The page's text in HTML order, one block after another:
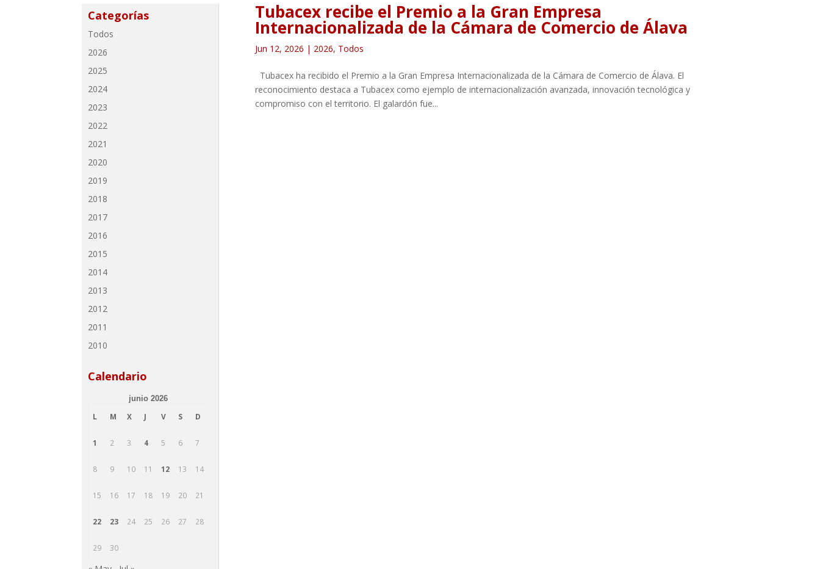
Tubacex recibe el Premio a la Gran Empresa
Internacionalizada de la Cámara de Comercio de Álava
Jun 12, 2026 | 2026, Todos
Tubacex ha recibido el Premio a la Gran Empresa Internacionalizada de la Cámara de Comercio de Álava. El
reconocimiento destaca a Tubacex como ejemplo de internacionalización avanzada, innovación tecnológica y
compromiso con el territorio. El galardón fue...
Categorías
Todos
2026
2025
2024
2023
2022
2021
2020
2019
2018
2017
2016
2015
2014
2013
2012
2011
2010
Calendario
junio 2026
L M X J V S D
1 2 3 4 5 6 7
8 9 10 11 12 13 14
15 16 17 18 19 20 21
22 23 24 25 26 27 28
29 30